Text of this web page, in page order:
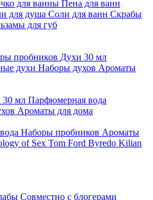
для ванны Пена для ванн
для душа Соли для ванн Скрабы
для губ
пробников Духи 30 мл
духи Наборы духов Ароматы
30 мл Парфюмерная вода
Ароматы для дома
Наборы пробников Ароматы
of Sex Tom Ford Byredo Kilian
Совместно с блогерами